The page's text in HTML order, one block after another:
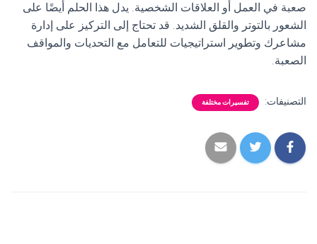
صعبة في العمل أو العلاقات الشخصية. يدل هذا الحلم أيضًا على
الشعور بالتوتر والقلق الشديد. قد تحتاج إلى التركيز على إدارة
مشاعرك وتطوير استراتيجيات للتعامل مع التحديات والمواقف
الصعبة.
التصنيفات: تفسيرات مختلفة